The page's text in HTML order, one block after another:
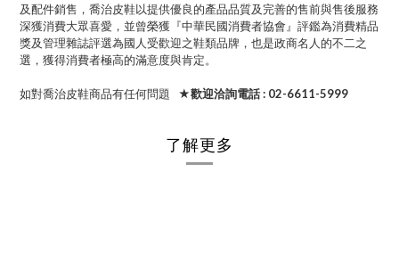
及配件銷售，喬治皮鞋以提供優良的產品品質及完善的售前與售後服務
深獲消費大眾喜愛，並曾榮獲『中華民國消費者協會』評鑑為消費精品
獎及管理雜誌評選為國人受歡迎之鞋類品牌，也是政商名人的不二之
選，獲得消費者極高的滿意度與肯定。
如對喬治皮鞋商品有任何問題 ★歡迎洽詢電話 : 02-6611-5999
了解更多